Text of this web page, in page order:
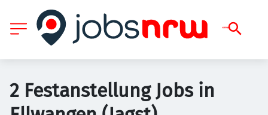
2 Festanstellung Jobs in